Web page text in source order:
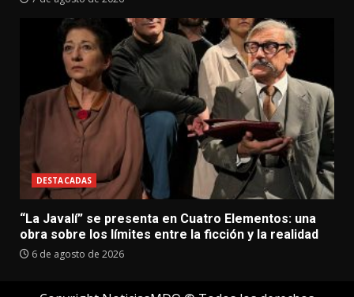
DESTACADAS
“La Javalí” se presenta en Cuatro Elementos: una
obra sobre los límites entre la ficción y la realidad
6 de agosto de 2026